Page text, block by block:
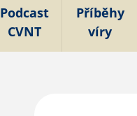
Podcast
CVNT
Příběhy
víry